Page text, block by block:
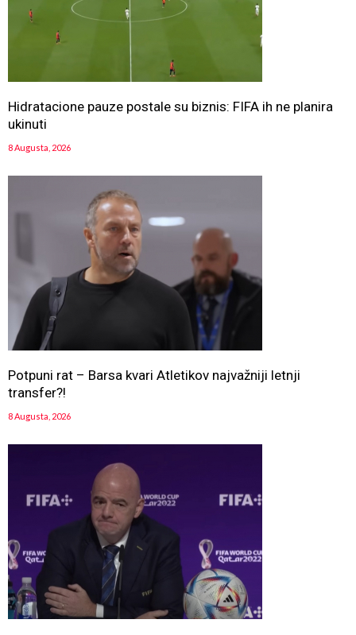
Hidratacione pauze postale su biznis: FIFA ih ne planira
ukinuti
8 Augusta, 2026
Potpuni rat – Barsa kvari Atletikov najvažniji letnji
transfer?!
8 Augusta, 2026